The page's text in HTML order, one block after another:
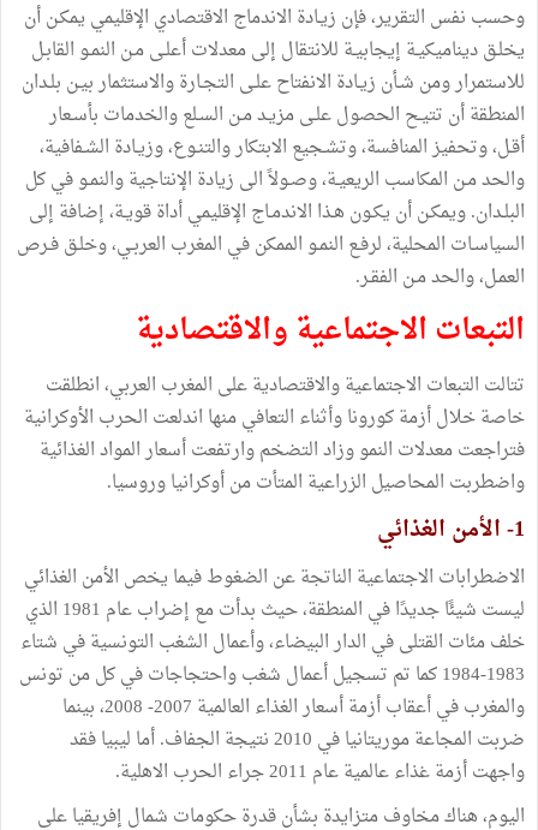
وحسب نفس التقرير، فإن زيـادة الاندماج الاقتصادي الإقليمي يمكـن أن
يخلـق ديناميكيـة إيجابيـة للانتقال إلى معدلات أعلـى مـن النمـو القابـل
للاستمرار ومن شـأن زيـادة الانفتاح علـى التجـارة والاستثمار بيـن بلـدان
المنطقة أن تتيـح الحصول علـى مزيـد مـن السـلع والخدمات بأسـعار
أقـل، وتحفيز المنافسة، وتشـجيع الابتكار والتنـوع، وزيـادة الشـفافية،
والحد مـن المكاسب الريعيـة، وصـولاً الى زيادة الإنتاجية والنمـو في كل
البلـدان. ويمكـن أن يكـون هـذا الاندمـاج الإقليمي أداة قويـة، إضافة إلى
السياسـات المحلية، لرفـع النمـو الممكن في المغرب العربـي، وخلـق فـرص
العمـل، والحد مـن الفقـر.
التبعات الاجتماعية والاقتصادية
تتالت التبعات الاجتماعية والاقتصادية على المغرب العربي، انطلقت
خاصة خلال أزمة كورونا وأثناء التعافي منها اندلعت الحرب الأوكرانية
فتراجعت معدلات النمو وزاد التضخم وارتفعت أسعار المواد الغذائية
واضطربت المحاصيل الزراعية المتأت من أوكرانيا وروسيا.
1- الأمن الغذائي
الاضطرابات الاجتماعية الناتجة عن الضغوط فيما يخص الأمن الغذائي
ليست شيئًا جديدًا في المنطقة، حيث بدأت مع إضراب عام 1981 الذي
خلف مئات القتلى في الدار البيضاء، وأعمال الشغب التونسية في شتاء
1983-1984 كما تم تسجيل أعمال شغب واحتجاجات في كل من تونس
والمغرب في أعقاب أزمة أسعار الغذاء العالمية 2007- 2008، بينما
ضربت المجاعة موريتانيا في 2010 نتيجة الجفاف. أما ليبيا فقد
واجهت أزمة غذاء عالمية عام 2011 جراء الحرب الاهلية.
اليوم، هناك مخاوف متزايدة بشأن قدرة حكومات شمال إفريقيا على